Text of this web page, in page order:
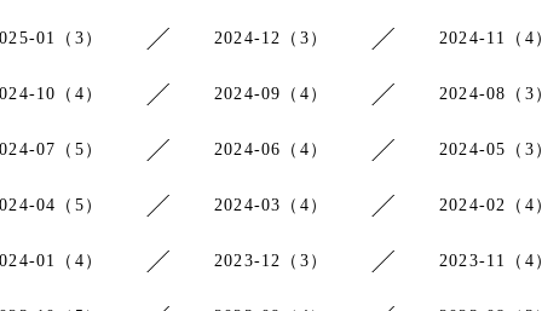
01（3） 2024-12（3） 2024-11（4
10（4） 2024-09（4） 2024-08（3
07（5） 2024-06（4） 2024-05（3
04（5） 2024-03（4） 2024-02（4
01（4） 2023-12（3） 2023-11（4